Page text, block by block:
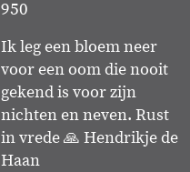
950
Ik leg een bloem neer
voor een oom die nooit
gekend is voor zijn
nichten en neven. Rust
in vrede 🙏 Hendrikje de
Haan